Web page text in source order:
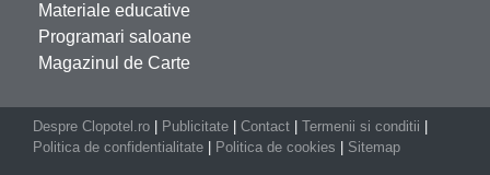
Materiale educative
Programari saloane
Magazinul de Carte
Despre Clopotel.ro Publicitate Contact Termenii si conditii
Politica de confidentialitate
Politica de cookies Sitemap